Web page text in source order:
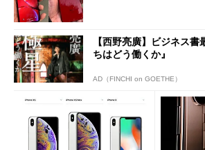
【西野亮廣】ビジネス
ちはどう働くか』
AD（FINCHI on GOETHE）